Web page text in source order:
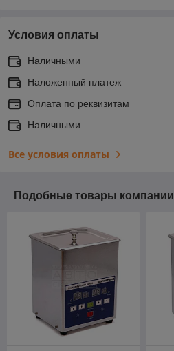
Условия оплаты
Наличными
Наложенный платеж
Оплата по реквизитам
Наличными
Все условия оплаты
Подобные товары компании